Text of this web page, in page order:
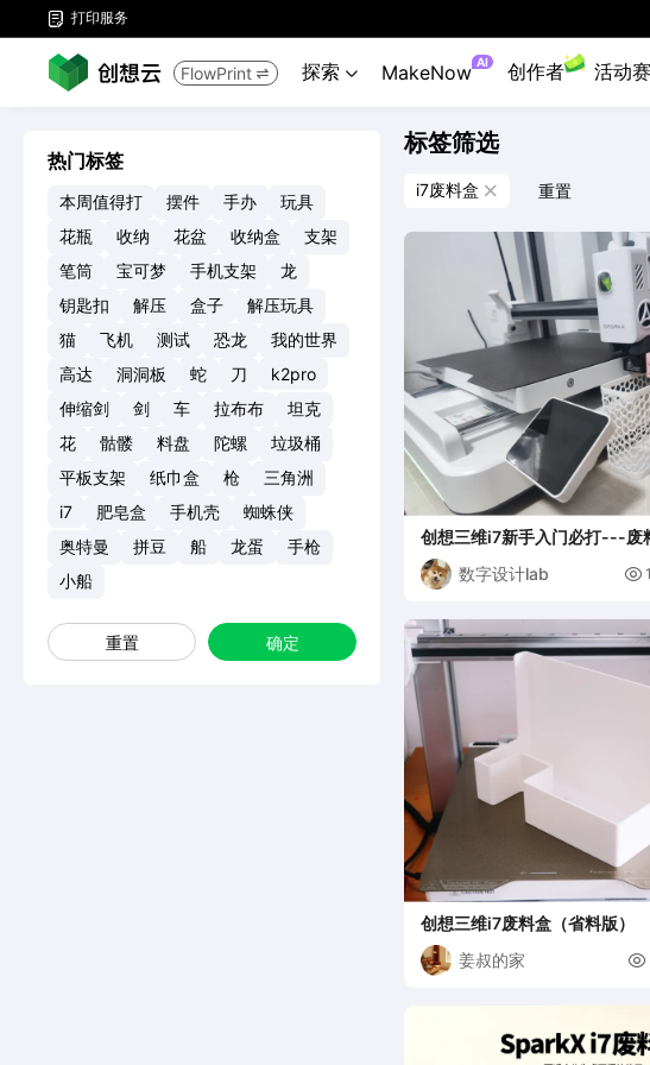
 打印服务
FlowPrint  探索  MakeNow AI 创作者 活动
热门标签
本周值得打 摆件 手办
玩具
花瓶
收纳 花盆 收纳盒
支架
笔筒
宝可梦 手机支架
龙
钥匙扣
解压 盒子
解压玩具
猫
飞机 测试 恐龙
我的世界
高达
洞洞板 蛇 刀
k2pro
伸缩剑
剑 车 拉布布
坦克
花
骷髅 料盘 陀螺
垃圾桶
平板支架
纸巾盒 枪
三角洲
i7
肥皂盒 手机壳
蜘蛛侠
奥特曼
拼豆 船 龙蛋
手枪
小船
重置 确定
标签筛选
i7废料盒  重置
创想三维i7新手入门必打---废
数字设计lab

创想三维i7废料盒（省料版）
姜叔的家
